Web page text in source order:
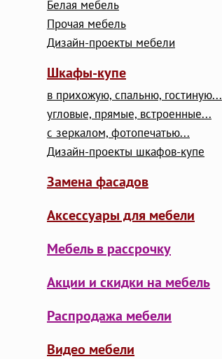
Белая мебель
Прочая мебель
Дизайн-проекты мебели
Шкафы-купе
в прихожую, спальню, гостиную...
угловые, прямые, встроенные...
с зеркалом, фотопечатью...
Дизайн-проекты шкафов-купе
Замена фасадов
Аксессуары для мебели
Мебель в рассрочку
Акции и скидки на мебель
Распродажа мебели
Видео мебели